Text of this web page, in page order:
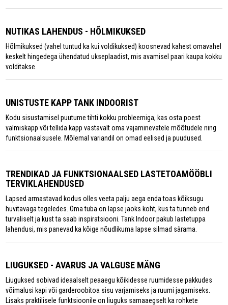
NUTIKAS LAHENDUS - HÕLMIKUKSED
Hõlmikuksed (vahel tuntud ka kui voldikuksed) koosnevad kahest omavahel
keskelt hingedega ühendatud ukseplaadist, mis avamisel paari kaupa kokku
volditakse.
UNISTUSTE KAPP TANK INDOORIST
Kodu sisustamisel puutume tihti kokku probleemiga, kas osta poest
valmiskapp või tellida kapp vastavalt oma vajaminevatele mõõtudele ning
funktsionaalsusele. Mõlemal variandil on omad eelised ja puudused.
TRENDIKAD JA FUNKTSIONAALSED LASTETOAMÖÖBLI
TERVIKLAHENDUSED
Lapsed armastavad kodus olles veeta palju aega enda toas kõiksugu
huvitavaga tegeledes. Oma tuba on lapse jaoks koht, kus ta tunneb end
turvaliselt ja kust ta saab inspiratsiooni. Tank Indoor pakub lastetuppa
lahendusi, mis panevad ka kõige nõudlikuma lapse silmad särama.
LIUGUKSED - AVARUS JA VALGUSE MÄNG
Liuguksed sobivad ideaalselt peaaegu kõikidesse ruumidesse pakkudes
võimalusi kapi või garderoobitoa sisu varjamiseks ja ruumi jagamiseks.
Lisaks praktilisele funktsioonile on liuguks samaaegselt ka rohkete